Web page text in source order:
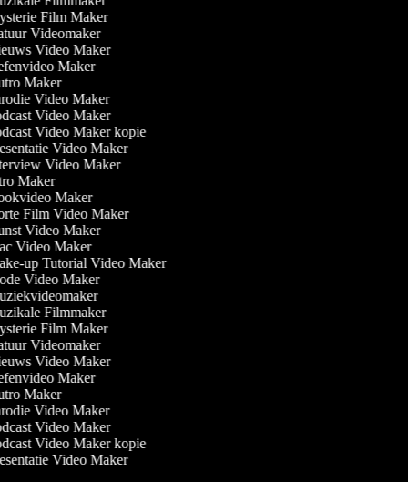
Film Maker
Videomaker
Video Maker
Maker
Maker
Video Maker
Video Maker
Video Maker kopie
Video Maker
Video Maker
Maker
Maker
Film Video Maker
Video Maker
Video Maker
up Tutorial Video Maker
Video Maker
Filmmaker
Film Maker
Videomaker
Video Maker
Maker
Maker
Video Maker
Video Maker
Video Maker kopie
Video Maker